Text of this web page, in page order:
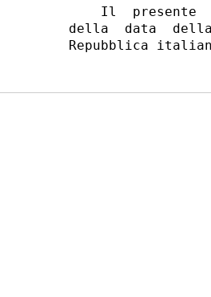
Il  presente
della  data